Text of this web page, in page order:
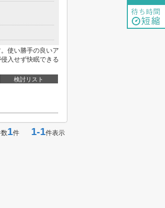
使い勝手の良いア
入せず快眠できる
検討リスト
1件 1-1件表示